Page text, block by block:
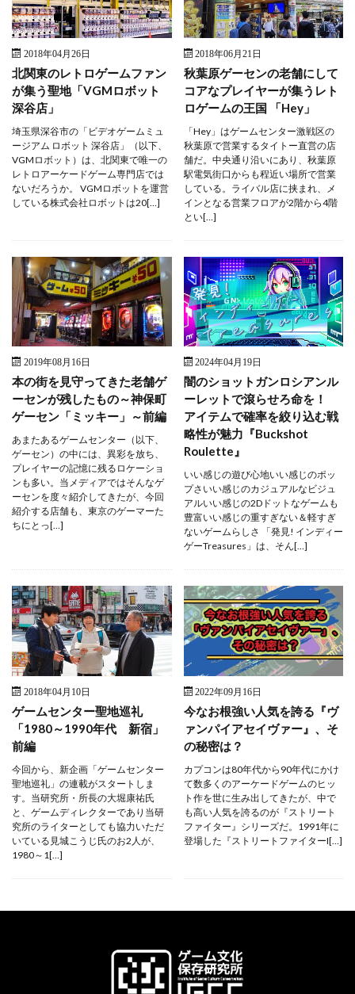
2018年04月26日
北関東のレトロゲームファン
が集う聖地「VGMロボット
深谷店」
埼玉県深谷市の「ビデオゲームミュ
ージアム ロボット 深谷店」（以下、
VGMロボット）は、北関東で唯一の
レトロアーケードゲーム専門店では
ないだろうか。 VGMロボットを運営
している株式会社ロボットは20[…]
2018年06月21日
秋葉原ゲーセンの老舗にして
コアなプレイヤーが集うレト
ロゲームの王国 「Hey」
「Hey」はゲームセンター激戦区の
秋葉原で営業するタイトー直営の店
舗だ。中央通り沿いにあり、秋葉原
駅電気街口からも程近い場所で営業
している。ライバル店に挟まれ、メ
インとなる営業フロアが2階から4階
とい[…]
2019年08月16日
本の街を見守ってきた老舗ゲ
ーセンが残したもの～神保町
ゲーセン「ミッキー」～前編
あまたあるゲームセンター（以下、
ゲーセン）の中には、異彩を放ち、
プレイヤーの記憶に残るロケーショ
ンも多い。当メディアではそんなゲ
ーセンを度々紹介してきたが、今回
紹介する店舗も、東京のゲーマーた
ちにとっ[…]
2024年04月19日
闇のショットガンロシアンル
ーレットで滾らせろ命を！
アイテムで確率を絞り込む戦
略性が魅力『Buckshot
Roulette』
いい感じの遊び心地いい感じのポッ
プさいい感じのカジュアルなビジュ
アルいい感じの2Dドットなゲームも
豊富いい感じの重すぎない＆軽すぎ
ないゲームらしさ 「発見! インディー
ゲーTreasures」は、そん[…]
2018年04月10日
ゲームセンター聖地巡礼
「1980～1990年代 新宿」
前編
今回から、新企画「ゲームセンター
聖地巡礼」の連載がスタートしま
す。当研究所・所長の大堀康祐氏
と、ゲームディレクターであり当研
究所のライターとしても協力いただ
いている見城こうじ氏のお2人が、
1980～1[…]
2022年09月16日
今なお根強い人気を誇る『ヴ
ァンパイアセイヴァー』、そ
の秘密は？
カプコンは80年代から90年代にかけ
て数多くのアーケードゲームのヒッ
ト作を世に生み出してきたが、中で
も高い人気を誇るのが『ストリート
ファイター』シリーズだ。1991年に
登場した『ストリートファイターI[…]